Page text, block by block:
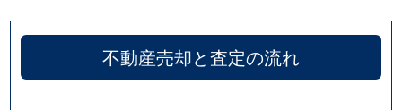
不動産売却と査定の流れ